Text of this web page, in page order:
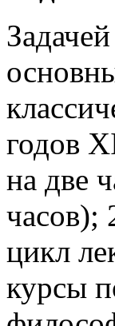
годов
на две
часов);
цикл
курсы